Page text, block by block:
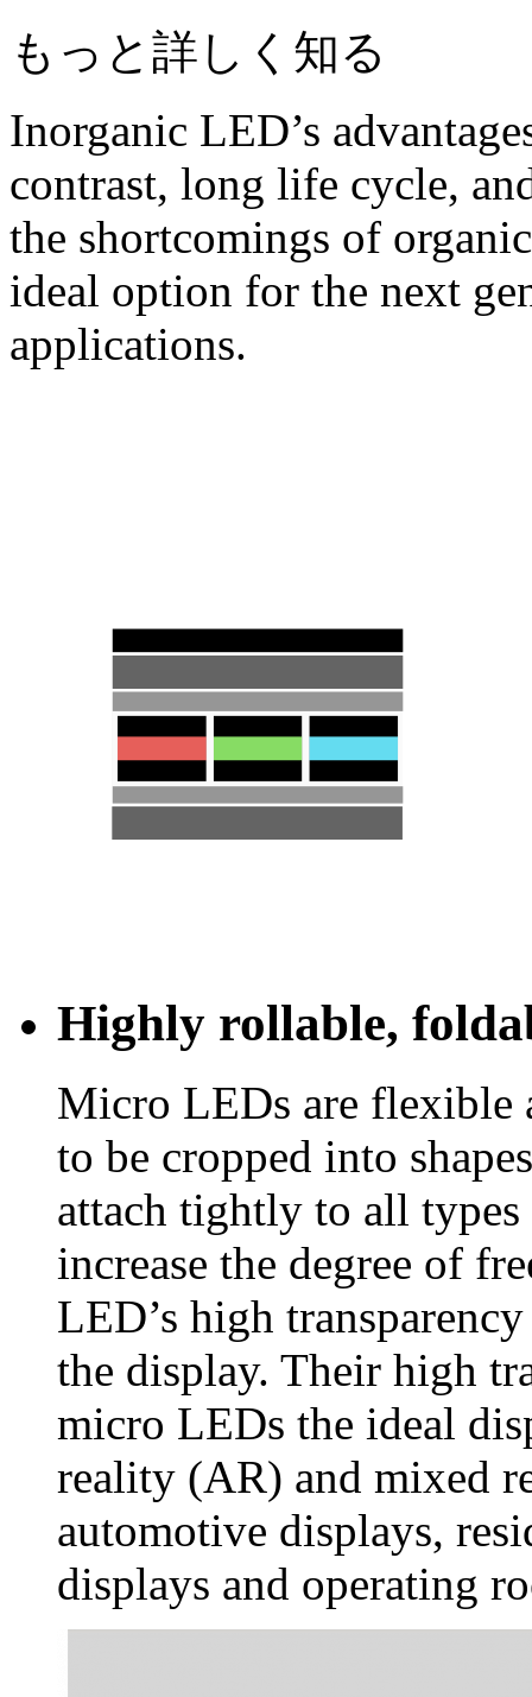
もっと詳しく知る
Inorganic LED’s
contrast, long life cycle,
the shortcomings of
ideal option for the next
applications.
Highly rollable,
Micro LEDs are flexible
to be cropped into
attach tightly to all
increase the degree of
LED’s high
the display. Their high
micro LEDs the ideal
reality (AR) and mixed
automotive displays,
displays and operating